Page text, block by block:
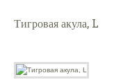
Тигровая акула, L